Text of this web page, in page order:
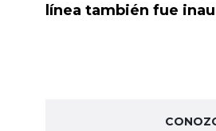
línea también fue